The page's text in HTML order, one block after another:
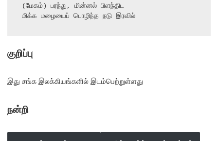
(மேகம்) பரந்து, மின்னல் பிளந்திட
மிக்க மழையைப் பொழிந்த நடு இரவில்
குறிப்பு
இது சங்க இலக்கியங்களில் இடம்பெற்றுள்ளது
நன்றி